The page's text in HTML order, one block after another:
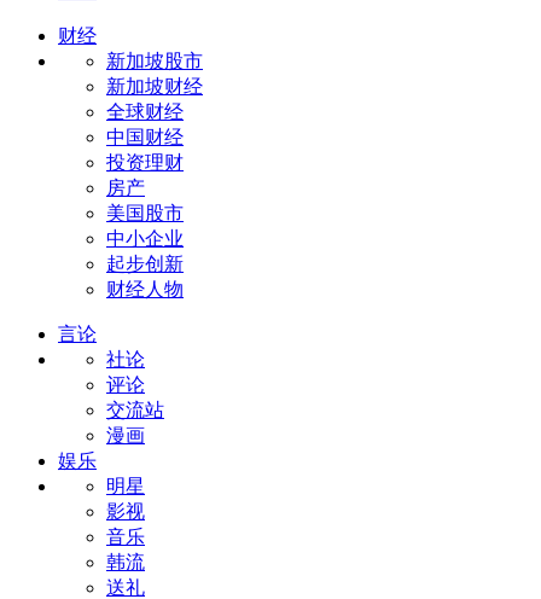
财经
新加坡股市
新加坡财经
全球财经
中国财经
投资理财
房产
美国股市
中小企业
起步创新
财经人物
言论
社论
评论
交流站
漫画
娱乐
明星
影视
音乐
韩流
送礼